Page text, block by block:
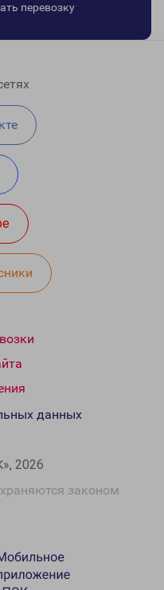
перевозку
2026
законом
данных